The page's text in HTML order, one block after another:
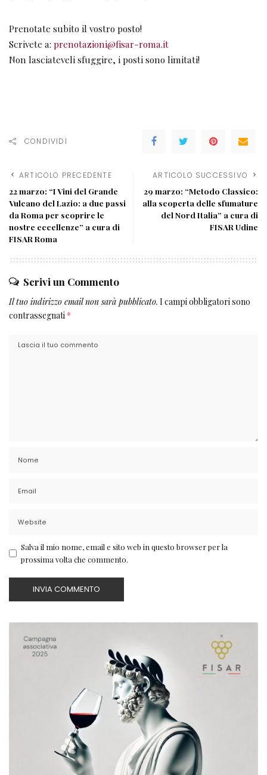
Prenotate subito il vostro posto!
Scrivete a: prenotazioni@fisar-roma.it
Non lasciateveli sfuggire, i posti sono limitati!
CONDIVIDI
ARTICOLO PRECEDENTE
22 marzo: “I Vini del Grande
Vulcano del Lazio: a due passi
da Roma per scoprire le
nostre eccellenze” a cura di
FISAR Roma
ARTICOLO SUCCESSIVO
29 marzo: “Metodo Classico:
alla scoperta delle sfumature
del Nord Italia” a cura di
FISAR Udine
Scrivi un Commento
Il tuo indirizzo email non sarà pubblicato. I campi obbligatori sono
contrassegnati *
Salva il mio nome, email e sito web in questo browser per la
prossima volta che commento.